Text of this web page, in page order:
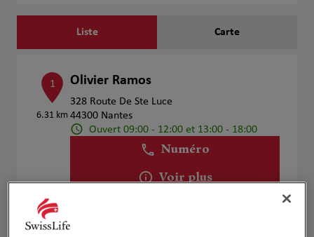
Liste Carte
1
6.31 km
Olivier Ramos
328 Route De Ste Luce
44300 Nantes
Ouvert 09:00 - 12:00 et 13:00 - 18:00
Numéro
Voir plus